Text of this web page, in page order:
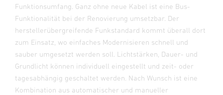
Funktionsumfang. Ganz ohne neue Kabel ist eine Bus-
Funktionalität bei der Renovierung umsetzbar. Der
herstellerübergreifende Funkstandard kommt überall dort
zum Einsatz, wo einfaches Modernisieren schnell und
sauber umgesetzt werden soll. Lichtstärken, Dauer- und
Grundlicht können individuell eingestellt und zeit- oder
tagesabhängig geschaltet werden. Nach Wunsch ist eine
Kombination aus automatischer und manueller